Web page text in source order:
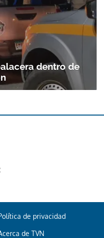
dentro de
de privacidad
de TVN